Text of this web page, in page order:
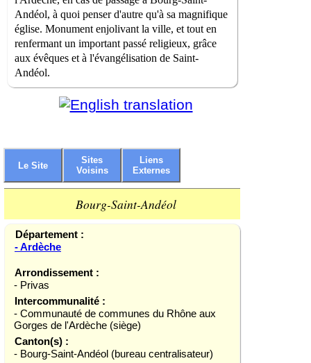
Andéol, à quoi penser d'autre qu'à sa magnifique
église. Monument enjolivant la ville, et tout en
renfermant un important passé religieux, grâce
aux évêques et à l'évangélisation de Saint-
Andéol.
Le Site
Sites
Voisins
Liens
Externes
Bourg-Saint-Andéol
Département :
- Ardèche
Arrondissement :
- Privas
Intercommunalité :
- Communauté de communes du Rhône aux
Gorges de l'Ardèche (siège)
Canton(s) :
- Bourg-Saint-Andéol (bureau centralisateur)